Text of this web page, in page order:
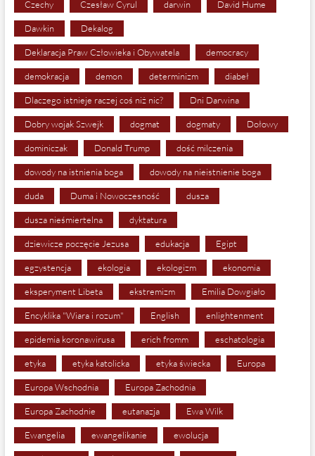
Czechy Czesław Cyrul darwin David Hume
Dawkin Dekalog
Deklaracja Praw Człowieka i Obywatela democracy
demokracja demon determinizm diabeł
Dlaczego istnieje raczej coś niż nic? Dni Darwina
Dobry wojak Szwejk dogmat dogmaty Dołowy
dominiczak Donald Trump dość milczenia
dowody na istnienia boga dowody na nieistnienie boga
duda Duma i Nowoczesność dusza
dusza nieśmiertelna dyktatura
dziewicze poczęcie Jezusa edukacja Egipt
egzystencja ekologia ekologizm ekonomia
eksperyment Libeta ekstremizm Emilia Dowgiało
Encyklika "Wiara i rozum" English enlightenment
epidemia koronawirusa erich fromm eschatologia
etyka etyka katolicka etyka świecka Europa
Europa Wschodnia Europa Zachodnia
Europa Zachodnie eutanazja Ewa Wilk
Ewangelia ewangelikanie ewolucja